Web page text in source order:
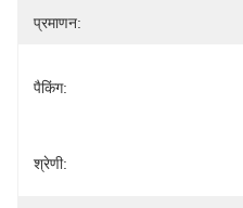
प्रमाणन:
पैकिंग:
श्रेणी: